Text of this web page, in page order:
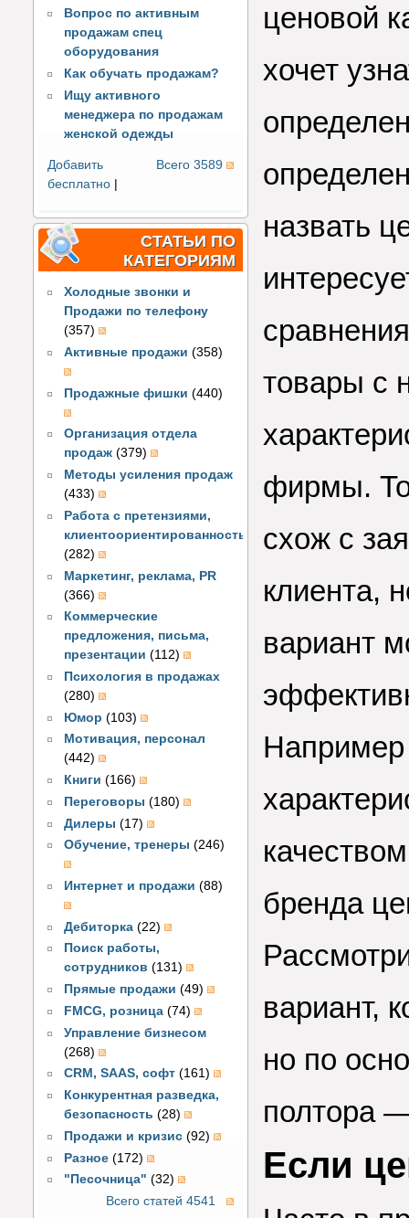
Вопрос по активным
продажам спец
оборудования
Как обучать продажам?
Ищу активного
менеджера по продажам
женской одежды
Всего 3589
Добавить
бесплатно |
СТАТЬИ ПО
КАТЕГОРИЯМ
Холодные звонки и
Продажи по телефону
(357)
Активные продажи (358)
Продажные фишки (440)
Организация отдела
продаж (379)
Методы усиления продаж
(433)
Работа с претензиями,
клиентоориентированность
(282)
Маркетинг, реклама, PR
(366)
Коммерческие
предложения, письма,
презентации (112)
Психология в продажах
(280)
Юмор (103)
Мотивация, персонал
(442)
Книги (166)
Переговоры (180)
Дилеры (17)
Обучение, тренеры (246)
Интернет и продажи (88)
Дебиторка (22)
Поиск работы,
сотрудников (131)
Прямые продажи (49)
FMCG, розница (74)
Управление бизнесом
(268)
CRM, SAAS, софт (161)
Конкурентная разведка,
безопасность (28)
Продажи и кризис (92)
Разное (172)
"Песочница" (32)
Всего статей 4541
ценовой
хочет
назвать
товары с
фирмы. То
схож с
клиента,
вариант
Например
бренда
вариант,
но по
полтора
Если